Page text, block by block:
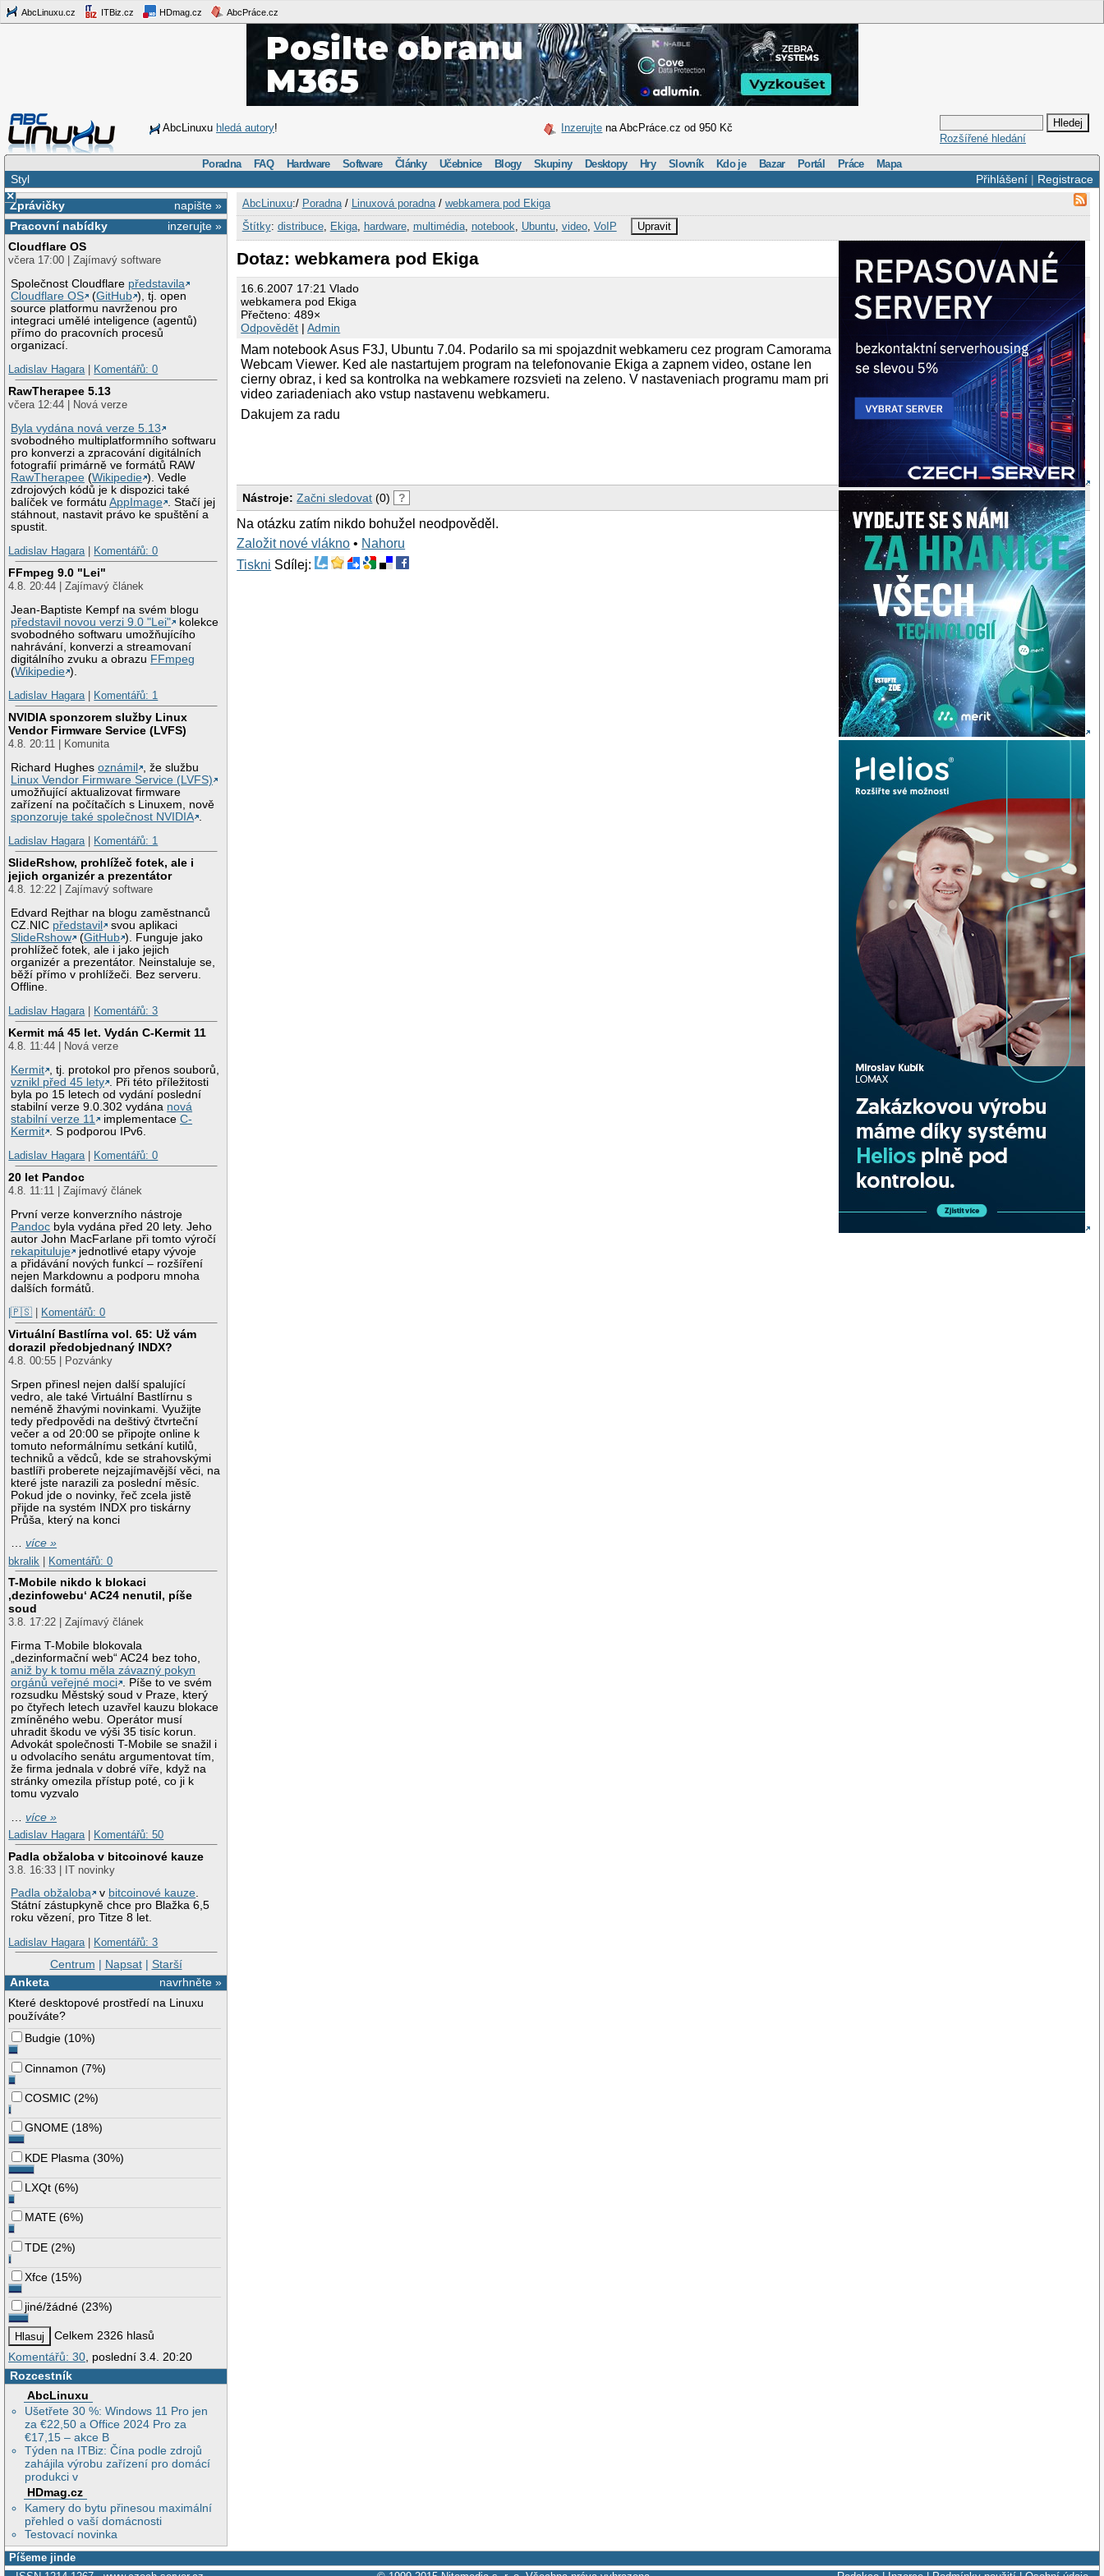
AbcLinuxu.cz ITBiz.cz HDmag.cz AbcPráce.cz
AbcLinuxu hledá autory! Inzerujte na AbcPráce.cz od 950 Kč
Rozšířené hledání
Poradna FAQ Hardware Software Články Učebnice Blogy Skupiny Desktopy Hry Slovník Kdo je Bazar Portál Práce Mapa
Přihlášení| Registrace
Styl
×
napište »
Zprávičky
inzerujte »
Pracovní nabídky
Cloudflare OS
včera 17:00 | Zajímavý software
Společnost Cloudflare představila
Cloudflare OS
(GitHub ), tj. open
source platformu navrženou pro
integraci umělé inteligence (agentů)
přímo do pracovních procesů
organizací.
Ladislav Hagara| Komentářů: 0
RawTherapee 5.13
včera 12:44 | Nová verze
Byla vydána nová verze 5.13
svobodného multiplatformního softwaru
pro konverzi a zpracování digitálních
fotografií primárně ve formátů RAW
RawTherapee (Wikipedie ). Vedle
zdrojových kódů je k dispozici také
balíček ve formátuAppImage
. Stačí jej
stáhnout, nastavit právo ke spuštění a
spustit.
Ladislav Hagara| Komentářů: 0
FFmpeg 9.0 "Lei"
4.8. 20:44 | Zajímavý článek
Jean-Baptiste Kempf na svém blogu
představil novou verzi 9.0 "Lei"
kolekce
svobodného softwaru umožňujícího
nahrávání, konverzi a streamovaní
digitálního zvuku a obrazu FFmpeg
(Wikipedie ).
Ladislav Hagara| Komentářů: 1
NVIDIA sponzorem služby Linux
Vendor Firmware Service (LVFS)
4.8. 20:11 | Komunita
Richard Hughesoznámil
, že službu
Linux Vendor Firmware Service (LVFS)
umožňující aktualizovat firmware
zařízení na počítačích s Linuxem, nově
sponzoruje také společnost NVIDIA
Ladislav Hagara| Komentářů: 1
SlideRshow, prohlížeč fotek, ale i
jejich organizér a prezentátor
4.8. 12:22 | Zajímavý software
Edvard Rejthar na blogu zaměstnanců
CZ.NIC představil
svou aplikaci
SlideRshow
(GitHub ). Funguje jako
prohlížeč fotek, ale i jako jejich
organizér a prezentátor. Neinstaluje se,
běží přímo v prohlížeči. Bez serveru.
Offline.
Ladislav Hagara| Komentářů: 3
Kermit má 45 let. Vydán C-Kermit 11
4.8. 11:44 | Nová verze
Kermit
, tj. protokol pro přenos souborů,
vznikl před 45 lety
. Při této příležitosti
byla po 15 letech od vydání poslední
stabilní verze 9.0.302 vydána nová
stabilní verze 11
implementaceC-
Kermit
. S podporou IPv6.
Ladislav Hagara| Komentářů: 0
20 let Pandoc
4.8. 11:11 | Zajímavý článek
První verze konverzního nástroje
Pandoc byla vydána před 20 lety. Jeho
autor John MacFarlane při tomto výročí
rekapituluje
jednotlivé etapy vývoje
a přidávání nových funkcí – rozšíření
nejen Markdownu a podporu mnoha
dalších formátů.
|🇵🇸
Komentářů: 0
Virtuální Bastlírna vol. 65: Už vám
dorazil předobjednaný INDX?
4.8. 00:55 | Pozvánky
Srpen přinesl nejen další spalující
vedro, ale také Virtuální Bastlírnu s
neméně žhavými novinkami. Využijte
tedy předpovědi na deštivý čtvrteční
večer a od 20:00 se připojte online k
tomuto neformálnímu setkání kutilů,
techniků a vědců, kde se strahovskými
bastlíři proberete nejzajímavější věci, na
které jste narazili za poslední měsíc.
Pokud jde o novinky, řeč zcela jistě
přijde na systém INDX pro tiskárny
Průša, který na konci
…více »
bkralik | Komentářů: 0
T-Mobile nikdo k blokaci
‚dezinfowebu‘ AC24 nenutil, píše
soud
3.8. 17:22 | Zajímavý článek
Firma T-Mobile blokovala
„dezinformační web“ AC24 bez toho,
aniž by k tomu měla závazný pokyn
orgánů veřejné moci
. Píše to ve svém
rozsudku Městský soud v Praze, který
po čtyřech letech uzavřel kauzu blokace
zmíněného webu. Operátor musí
uhradit škodu ve výši 35 tisíc korun.
Advokát společnosti T-Mobile se snažil i
u odvolacího senátu argumentovat tím,
že firma jednala v dobré víře, když na
stránky omezila přístup poté, co ji k
tomu vyzvalo
…více »
Ladislav Hagara| Komentářů: 50
Padla obžaloba v bitcoinové kauze
3.8. 16:33 | IT novinky
Padla obžaloba
v bitcoinové kauze.
Státní zástupkyně chce pro Blažka 6,5
roku vězení, pro Titze 8 let.
Ladislav Hagara| Komentářů: 3
Centrum | Napsat| Starší
navrhněte »
Anketa
Které desktopové prostředí na Linuxu
používáte?
Budgie (10%)
Cinnamon (7%)
COSMIC (2%)
GNOME (18%)
KDE Plasma (30%)
LXQt (6%)
MATE (6%)
TDE (2%)
Xfce (15%)
jiné/žádné (23%)
Celkem 2326 hlasů
Komentářů: 30 , poslední 3.4. 20:20
Rozcestník
AbcLinuxu
Ušetřete 30 %: Windows 11 Pro jen
za €22,50 a Office 2024 Pro za
€17,15 – akce B
Týden na ITBiz: Čína podle zdrojů
zahájila výrobu zařízení pro domácí
produkci v
HDmag.cz
Kamery do bytu přinesou maximální
přehled o vaší domácnosti
Testovací novinka
AbcLinuxu:/ Poradna/ Linuxová poradna/ webkamera pod Ekiga
Štítky: distribuce, Ekiga, hardware, multimédia, notebook Ubuntu, video, VoIP Upravit
Dotaz: webkamera pod Ekiga
16.6.2007 17:21 Vlado
webkamera pod Ekiga
Přečteno: 489×
Odpovědět |Admin
Mam notebook Asus F3J, Ubuntu 7.04. Podarilo sa mi spojazdnit webkameru cez program Camorama
Webcam Viewer. Ked ale nastartujem program na telefonovanie Ekiga a zapnem video, ostane len
cierny obraz, i ked sa kontrolka na webkamere rozsvieti na zeleno. V nastaveniach programu mam pri
video zariadeniach ako vstup nastavenu webkameru.
Dakujem za radu
Nástroje: Začni sledovat (0) ?
Na otázku zatím nikdo bohužel neodpověděl.
Založit nové vlákno • Nahoru
Tiskni Sdílej:
Píšeme jinde